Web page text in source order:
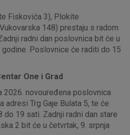
Fiskovića 3), Plokite
148) prestaju s radom
radni dan poslovnica bit će u
godine. Poslovnice će raditi do 15
One i Grad
2026. novouređena poslovnica
adresi Trg Gaje Bulata 5, te će
do 19 sati. Zadnji radni dan stare
2 bit će u četvrtak, 9. srpnja